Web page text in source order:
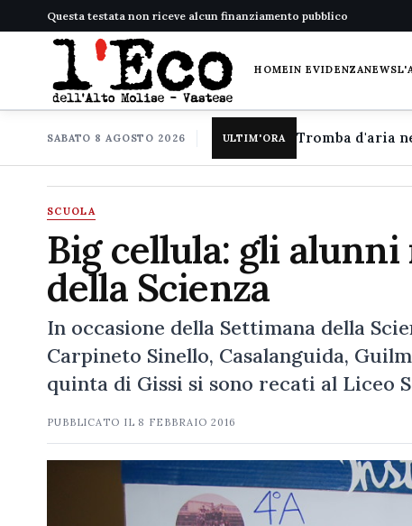
Questa testata non riceve alcun finanziamento pubblico
HOMEIN EVIDENZANEWS
SABATO 8 AGOSTO 2026 ULTIM'ORA
SCUOLA
Big cellula: gli
della Scienza
In occasione della Settimana della
Carpineto Sinello, Casalanguida,
quinta di Gissi si sono recati al Liceo
PUBBLICATO IL 8 FEBBRAIO 2016